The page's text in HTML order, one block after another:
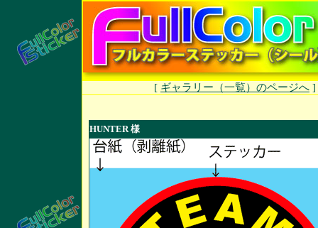
[ ギャラリー（一覧）のページへ
HUNTER 様